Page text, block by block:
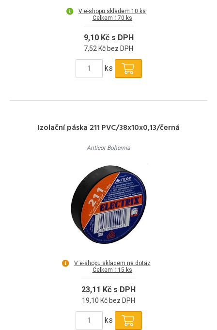
V e-shopu skladem 10 ks
Celkem 170 ks
9,10 Kč s DPH
7,52 Kč bez DPH
ks
Izolační páska 211 PVC/38x10x0,13/černá
Anticor Bohemia
V e-shopu skladem na dotaz
Celkem 115 ks
23,11 Kč s DPH
19,10 Kč bez DPH
ks